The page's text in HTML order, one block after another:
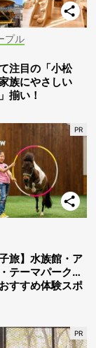
プル
注目の「小松
族にやさしい
揃い！
旅】水族館・ア
テーマパーク…
すすめ体験スポ